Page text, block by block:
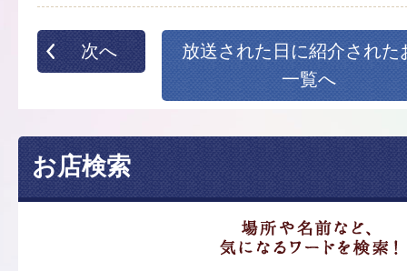
次へ
放送された日に紹介された
一覧へ
お店検索